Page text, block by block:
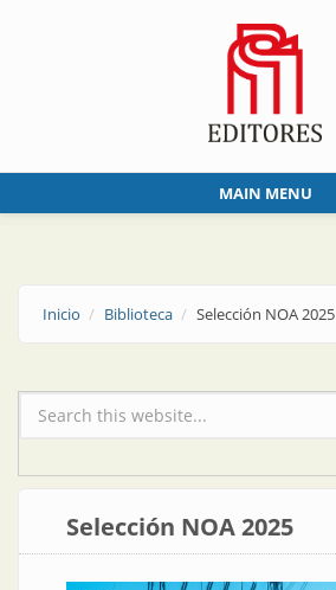
MAIN MENU
Inicio Biblioteca Selección NOA 2025
Formulario de búsqueda
Selección NOA 2025